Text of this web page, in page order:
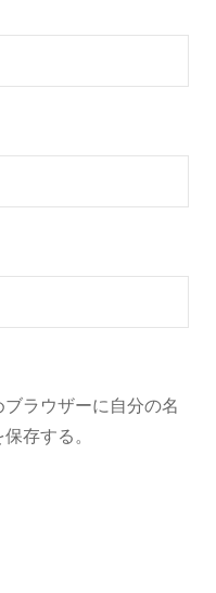
ラウザーに自分の名
存する。